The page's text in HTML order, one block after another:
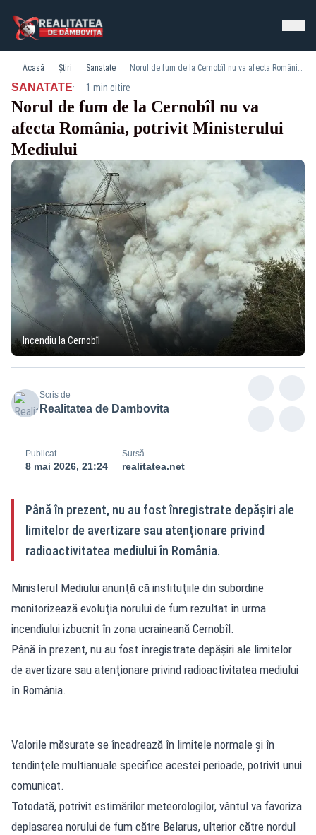
Acasă Știri Sanatate Norul de fum de la Cernobîl nu va afecta România, potrivit Ministerului Mediului
SANATATE· 1 min citire
Norul de fum de la Cernobîl nu va
afecta România, potrivit Ministerului
Mediului
Incendiu la Cernobîl
Scris de
Realitatea de Dambovita
Publicat
8 mai 2026, 21:24
Sursă
realitatea.net
Până în prezent, nu au fost înregistrate depăşiri ale
limitelor de avertizare sau atenţionare privind
radioactivitatea mediului în România.
Ministerul Mediului anunţă că instituţiile din subordine
monitorizează evoluţia norului de fum rezultat în urma
incendiului izbucnit în zona ucraineană Cernobîl.
Până în prezent, nu au fost înregistrate depăşiri ale limitelor
de avertizare sau atenţionare privind radioactivitatea mediului
în România.
Valorile măsurate se încadrează în limitele normale şi în
tendinţele multianuale specifice acestei perioade, potrivit unui
comunicat.
Totodată, potrivit estimărilor meteorologilor, vântul va favoriza
deplasarea norului de fum către Belarus, ulterior către nordul